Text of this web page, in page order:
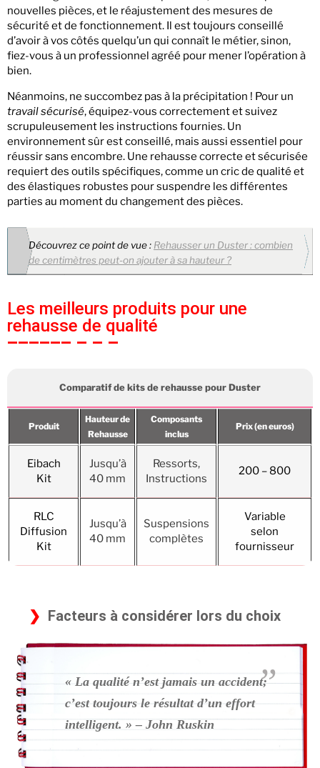
nouvelles pièces, et le réajustement des mesures de
sécurité et de fonctionnement. Il est toujours conseillé
d’avoir à vos côtés quelqu’un qui connaît le métier, sinon,
fiez-vous à un professionnel agréé pour mener l’opération à
bien.
Néanmoins, ne succombez pas à la précipitation ! Pour un
travail sécurisé, équipez-vous correctement et suivez
scrupuleusement les instructions fournies. Un
environnement sûr est conseillé, mais aussi essentiel pour
réussir sans encombre. Une rehausse correcte et sécurisée
requiert des outils spécifiques, comme un cric de qualité et
des élastiques robustes pour suspendre les différentes
parties au moment du changement des pièces.
Découvrez ce point de vue : Rehausser un Duster : combien
de centimètres peut-on ajouter à sa hauteur ?
Les meilleurs produits pour une
rehausse de qualité
Comparatif de kits de rehausse pour Duster
Produit
Hauteur de
Rehausse
Composants
inclus
Prix (en euros)
Eibach
Kit
Jusqu’à
40 mm
Ressorts,
Instructions
200 – 800
RLC
Diffusion
Kit
Jusqu’à
40 mm
Suspensions
complètes
Variable
selon
fournisseur
Facteurs à considérer lors du choix
« La qualité n’est jamais un accident;
c’est toujours le résultat d’un effort
intelligent. » – John Ruskin